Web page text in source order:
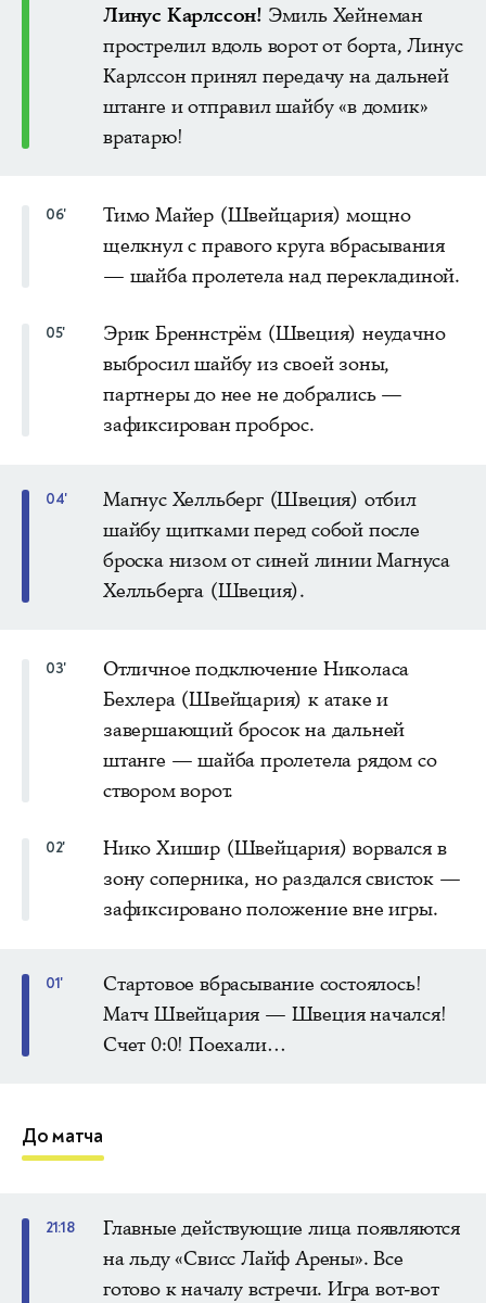
Линус Карлссон! Эмиль Хейнеман
прострелил вдоль ворот от борта, Линус
Карлссон принял передачу на дальней
штанге и отправил шайбу «в домик»
вратарю!
06'
Тимо Майер (Швейцария) мощно
щелкнул с правого круга вбрасывания
— шайба пролетела над перекладиной.
05'
Эрик Бреннстрём (Швеция) неудачно
выбросил шайбу из своей зоны,
партнеры до нее не добрались —
зафиксирован проброс.
04'
Магнус Хелльберг (Швеция) отбил
шайбу щитками перед собой после
броска низом от синей линии Магнуса
Хелльберга (Швеция).
03'
Отличное подключение Николаса
Бехлера (Швейцария) к атаке и
завершающий бросок на дальней
штанге — шайба пролетела рядом со
створом ворот.
02'
Нико Хишир (Швейцария) ворвался в
зону соперника, но раздался свисток —
зафиксировано положение вне игры.
01'
Стартовое вбрасывание состоялось!
Матч Швейцария — Швеция начался!
Счет 0:0! Поехали…
До матча
21:18
Главные действующие лица появляются
на льду «Свисс Лайф Арены». Все
готово к началу встречи. Игра вот-вот